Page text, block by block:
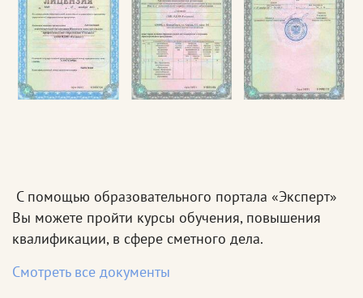
С помощью образовательного портала «Эксперт»
Вы можете пройти курсы обучения, повышения
квалификации, в сфере сметного дела.
Смотреть все документы